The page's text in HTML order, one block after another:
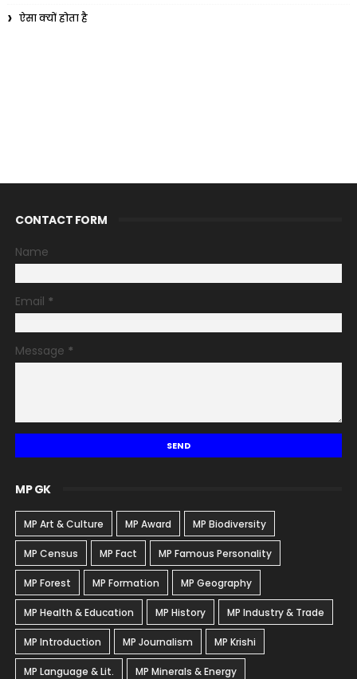
ऐसा क्यों होता है
CONTACT FORM
Name
Email *
Message *
MP GK
MP Art & Culture MP Award MP Biodiversity
MP Census MP Fact MP Famous Personality
MP Forest MP Formation MP Geography
MP Health & Education MP History MP Industry & Trade
MP Introduction MP Journalism MP Krishi
MP Language & Lit. MP Minerals & Energy